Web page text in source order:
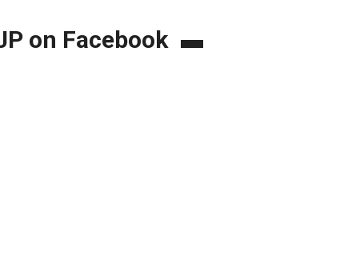
on Facebook